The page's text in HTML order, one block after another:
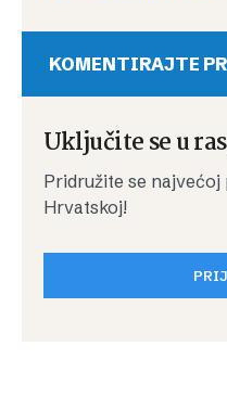
KOMENTIRAJTE
Uključite se u
Pridružite se
Hrvatskoj!